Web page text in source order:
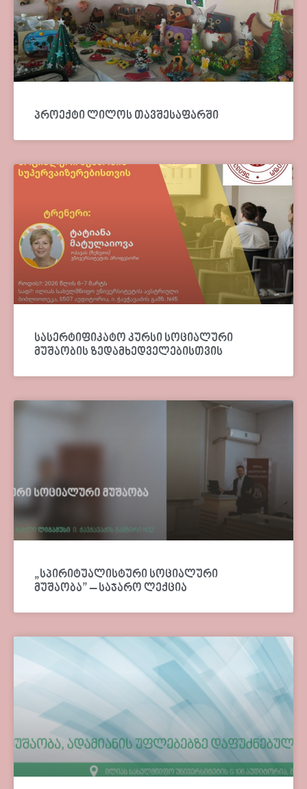
პროექტი ლილოს თავშესაფარში
სასერტიფიკატო კურსი სოციალური
მუშაობის ზედამხედველებისთვის
„სპირიტუალისტური სოციალური
მუშაობა” – საჯარო ლექცია